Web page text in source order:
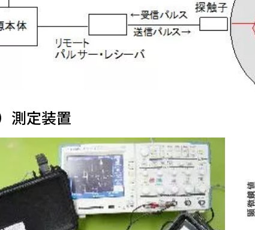
測定装置